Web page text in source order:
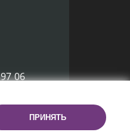
06
mrsoft.by
ПРИНЯТЬ